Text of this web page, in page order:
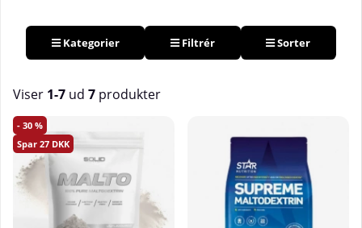
Bland det med vand eller kombiner det med f.eks.
proteinpulver for en komplet restitutionsdrik. Køb
Maltodextrin hos os på Tillskottsbolaget!
Kategorier Filtrér Sorter
Viser 1-7 ud 7 produkter
Produkter
30
27